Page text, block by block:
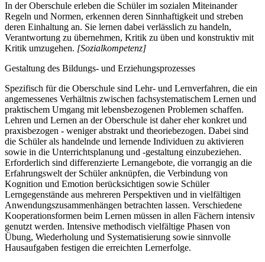
In der Oberschule erleben die Schüler im sozialen Miteinander
Regeln und Normen, erkennen deren Sinnhaftigkeit und streben
deren Einhaltung an. Sie lernen dabei verlässlich zu handeln,
Verantwortung zu übernehmen, Kritik zu üben und konstruktiv mit
Kritik umzugehen. [Sozialkompetenz]
Gestaltung des Bildungs- und Erziehungsprozesses
Spezifisch für die Oberschule sind Lehr- und Lernverfahren, die ein
angemessenes Verhältnis zwischen fachsystematischem Lernen und
praktischem Umgang mit lebensbezogenen Problemen schaffen.
Lehren und Lernen an der Oberschule ist daher eher konkret und
praxisbezogen - weniger abstrakt und theoriebezogen. Dabei sind
die Schüler als handelnde und lernende Individuen zu aktivieren
sowie in die Unterrichtsplanung und -gestaltung einzubeziehen.
Erforderlich sind differenzierte Lernangebote, die vorrangig an die
Erfahrungswelt der Schüler anknüpfen, die Verbindung von
Kognition und Emotion berücksichtigen sowie Schüler
Lerngegenstände aus mehreren Perspektiven und in vielfältigen
Anwendungszusammenhängen betrachten lassen. Verschiedene
Kooperationsformen beim Lernen müssen in allen Fächern intensiv
genutzt werden. Intensive methodisch vielfältige Phasen von
Übung, Wiederholung und Systematisierung sowie sinnvolle
Hausaufgaben festigen die erreichten Lernerfolge.